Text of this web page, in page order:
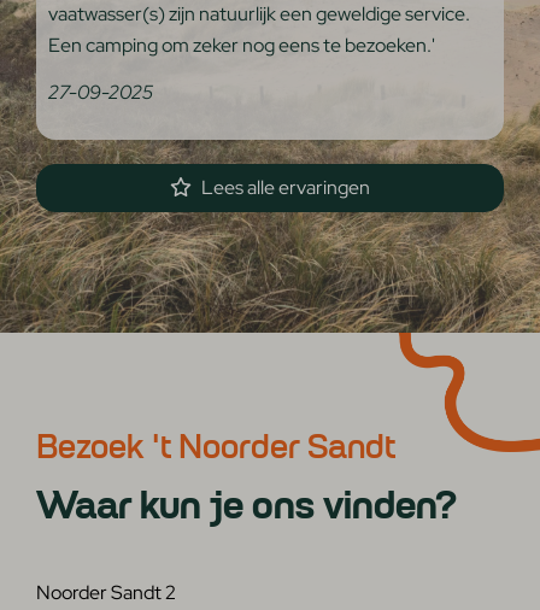
vaatwasser(s) zijn natuurlijk een geweldige service.
Een camping om zeker nog eens te bezoeken.'
27-09-2025
Lees alle ervaringen
Bezoek 't Noorder Sandt
Waar kun je ons vinden?
Noorder Sandt 2